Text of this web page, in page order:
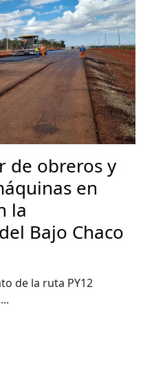
de obreros y
en
la
Bajo Chaco
de la ruta PY12